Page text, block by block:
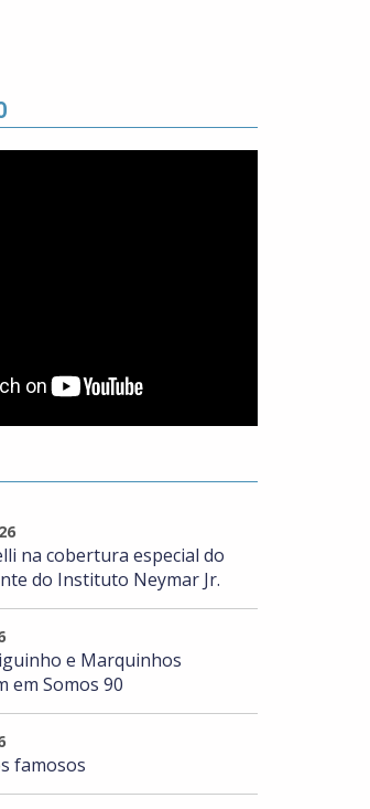
na cobertura especial do
do Instituto Neymar Jr.
e Marquinhos
em Somos 90
famosos